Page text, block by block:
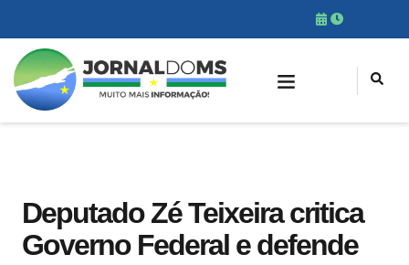
Deputado Zé Teixeira critica
Governo Federal e defende